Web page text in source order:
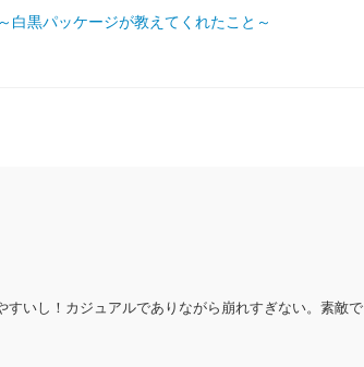
白黒パッケージが教えてくれたこと～
いし！カジュアルでありながら崩れすぎない。素敵で